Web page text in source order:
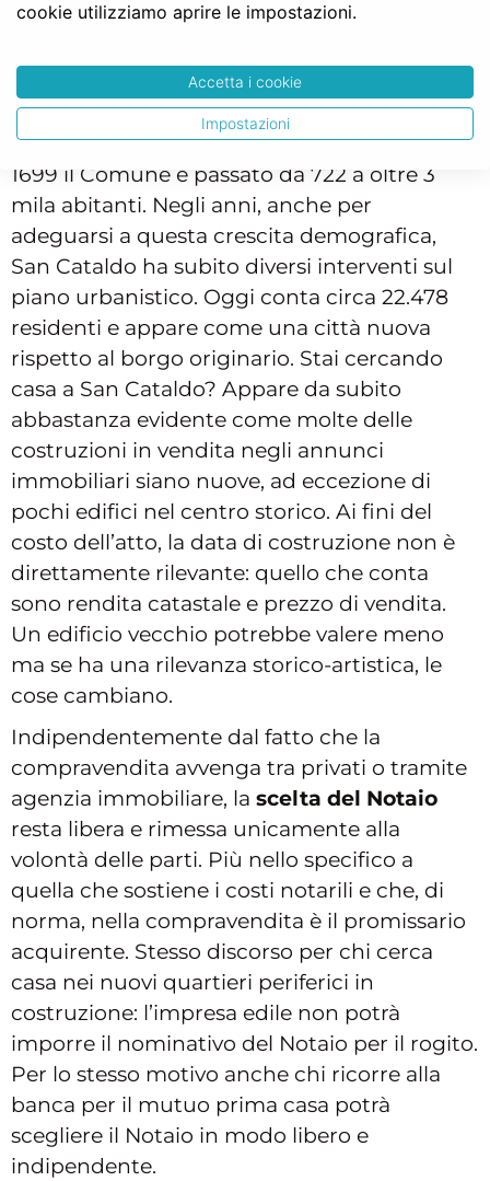
differenza tra compravendita tra
La crescita demografica di San Cataldo risale
al 1600 e si deve in buona parte
all’emigrazione dei paesi vicini. Dal 1623 al
1699 il Comune è passato da 722 a oltre 3
mila abitanti. Negli anni, anche per
adeguarsi a questa crescita demografica,
San Cataldo ha subito diversi interventi sul
piano urbanistico. Oggi conta circa 22.478
residenti e appare come una città nuova
rispetto al borgo originario. Stai cercando
casa a San Cataldo? Appare da subito
abbastanza evidente come molte delle
costruzioni in vendita negli annunci
immobiliari siano nuove, ad eccezione di
pochi edifici nel centro storico. Ai fini del
costo dell’atto, la data di costruzione non è
direttamente rilevante: quello che conta
sono rendita catastale e prezzo di vendita.
Un edificio vecchio potrebbe valere meno
ma se ha una rilevanza storico-artistica, le
cose cambiano.
Indipendentemente dal fatto che la
compravendita avvenga tra privati o tramite
agenzia immobiliare, la scelta del Notaio
resta libera e rimessa unicamente alla
volontà delle parti. Più nello specifico a
quella che sostiene i costi notarili e che, di
norma, nella compravendita è il promissario
acquirente. Stesso discorso per chi cerca
casa nei nuovi quartieri periferici in
costruzione: l’impresa edile non potrà
imporre il nominativo del Notaio per il rogito.
Per lo stesso motivo anche chi ricorre alla
banca per il mutuo prima casa potrà
scegliere il Notaio in modo libero e
indipendente.
cookie utilizziamo aprire le impostazioni.
Accetta i cookie
Impostazioni